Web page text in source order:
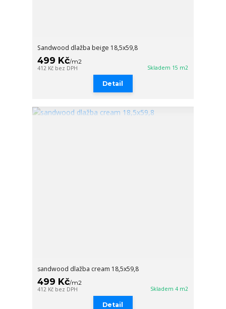
Sandwood dlažba beige 18,5x59,8
499 Kč/m2
412 Kč bez DPH Skladem 15 m2
Detail
sandwood dlažba cream 18,5x59,8
499 Kč/m2
412 Kč bez DPH Skladem 4 m2
Detail